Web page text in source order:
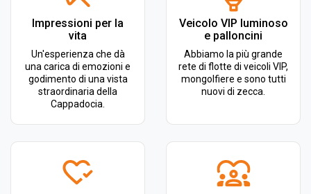
Impressioni per la
vita
Un'esperienza che dà
una carica di emozioni e
godimento di una vista
straordinaria della
Cappadocia.
Veicolo VIP luminoso
e palloncini
Abbiamo la più grande
rete di flotte di veicoli VIP,
mongolfiere e sono tutti
nuovi di zecca.